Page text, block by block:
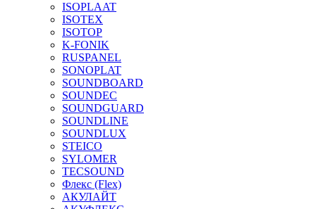
ISOPLAAT
ISOTEX
ISOTOP
K-FONIK
RUSPANEL
SONOPLAT
SOUNDBOARD
SOUNDEC
SOUNDGUARD
SOUNDLINE
SOUNDLUX
STEICO
SYLOMER
TECSOUND
Флекс (Flex)
АКУЛАЙТ